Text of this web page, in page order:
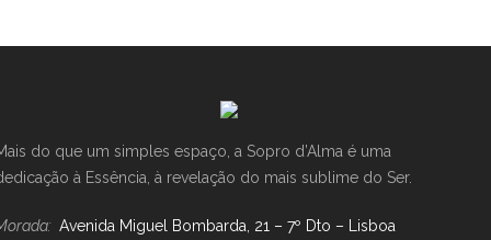
do que um simples espaço, a Sopro d’Alma é uma
à Essência, à revelação do mais sublime do Ser.
Avenida Miguel Bombarda, 21 – 7º Dto – Lisboa